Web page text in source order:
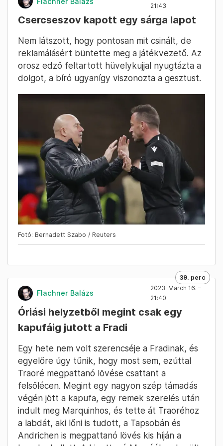
21:43
Csercseszov kapott egy sárga lapot
Nem látszott, hogy pontosan mit csinált, de
reklamálásért büntette meg a játékvezető. Az
orosz edző feltartott hüvelykujjal nyugtázta a
dolgot, a bíró ugyanígy viszonozta a gesztust.
Fotó: Bernadett Szabo / Reuters
39. perc
Flachner Balázs
2023. March 16. –
21:40
Óriási helyzetből megint csak egy
kapufáig jutott a Fradi
Egy hete nem volt szerencséje a Fradinak, és
egyelőre úgy tűnik, hogy most sem, ezúttal
Traoré megpattanó lövése csattant a
felsőlécen. Megint egy nagyon szép támadás
végén jött a kapufa, egy remek szerelés után
indult meg Marquinhos, és tette át Traoréhoz
a labdát, aki lőni is tudott, a Tapsobán és
Andrichen is megpattanó lövés kis híján a